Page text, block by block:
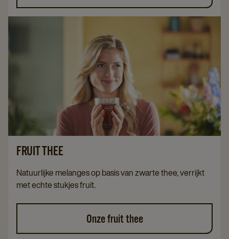
FRUIT THEE
Natuurlijke melanges op basis van zwarte thee, verrijkt
met echte stukjes fruit.
Onze fruit thee